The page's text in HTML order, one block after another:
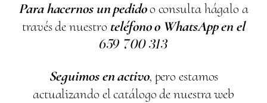
Para hacernos un pedidoo consulta hágalo a
través de nuestro teléfono o WhatsApp en el
659 700313
Seguimos en activo, pero estamos
actualizando el catálogo de nuestra web